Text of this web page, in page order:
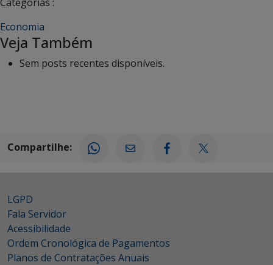
Economia
Veja Também
Sem posts recentes disponíveis.
Compartilhe:
LGPD
Fala Servidor
Acessibilidade
Ordem Cronológica de Pagamentos
Planos de Contratações Anuais